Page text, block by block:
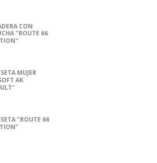
CON
"ROUTE 66
MUJER
AK
"ROUTE 66